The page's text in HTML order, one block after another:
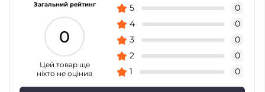
Загальний рейтинг
0
Цей товар ще
ніхто не оцінив
5
0
4
0
3
0
2
0
1
0